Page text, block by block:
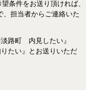
条件をお送り頂ければ、
、担当者からご連絡いた
路町 内見したい』
たい』とお送りいただ